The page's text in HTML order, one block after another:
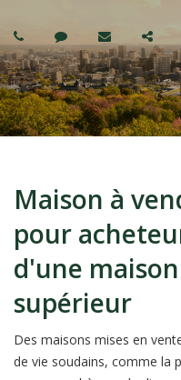
Maison à
pour
d'une
supérieur
Des maisons mises en
de vie soudains, comme la